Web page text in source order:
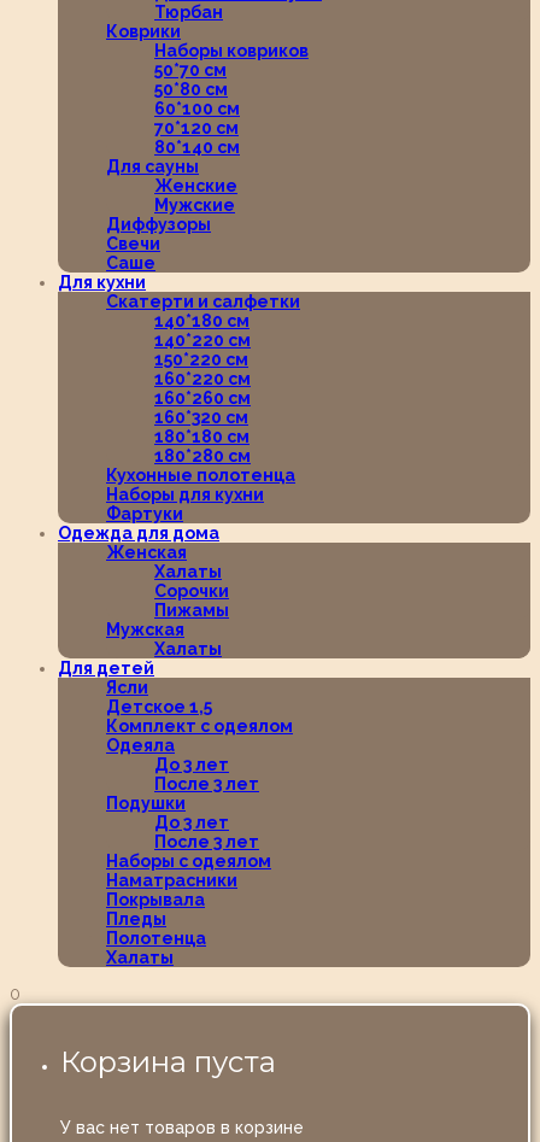
Тюрбан
Коврики
Наборы ковриков
50*70 см
50*80 см
60*100 см
70*120 см
80*140 см
Для сауны
Женские
Мужские
Диффузоры
Свечи
Саше
Для кухни
Скатерти и салфетки
140*180 см
140*220 см
150*220 см
160*220 см
160*260 см
160*320 см
180*180 см
180*280 см
Кухонные полотенца
Наборы для кухни
Фартуки
Одежда для дома
Женская
Халаты
Сорочки
Пижамы
Мужская
Халаты
Для детей
Ясли
Детское 1,5
Комплект с одеялом
Одеяла
До 3 лет
После 3 лет
Подушки
До 3 лет
После 3 лет
Наборы с одеялом
Наматрасники
Покрывала
Пледы
Полотенца
Халаты
0
Корзина пуста
У вас нет товаров в корзине